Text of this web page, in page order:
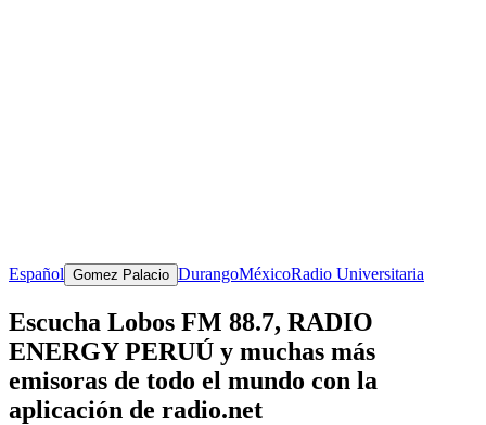
Español Gomez Palacio DurangoMéxicoRadio Universitaria
Escucha Lobos FM 88.7, RADIO
ENERGY PERUÚ y muchas más
emisoras de todo el mundo con la
aplicación de radio.net